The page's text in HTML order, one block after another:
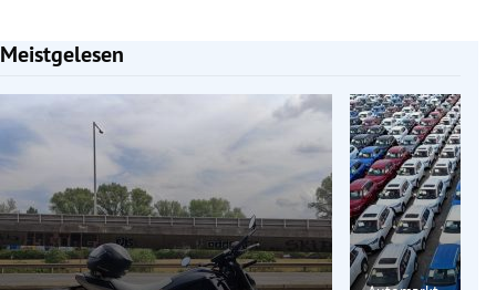
Meistgelesen
Slide 1 von 7